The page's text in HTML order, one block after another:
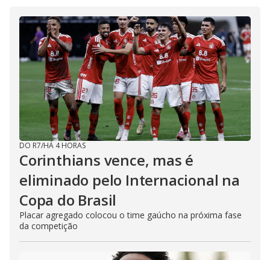
DO R7/HÁ 4 HORAS
Corinthians vence, mas é
eliminado pelo Internacional na
Copa do Brasil
Placar agregado colocou o time gaúcho na próxima fase
da competição